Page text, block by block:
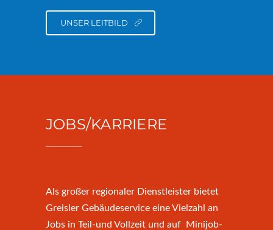
UNSER LEITBILD
JOBS/KARRIERE
Als großer regionaler Dienstleister bietet
Greisler Gebäudeservice eine Vielzahl an
Jobs in Teil-und Vollzeit und auf Minijob-